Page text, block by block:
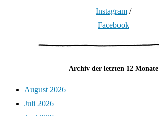
Instagram /
Facebook
Archiv der letzten 12 Monate
August 2026
Juli 2026